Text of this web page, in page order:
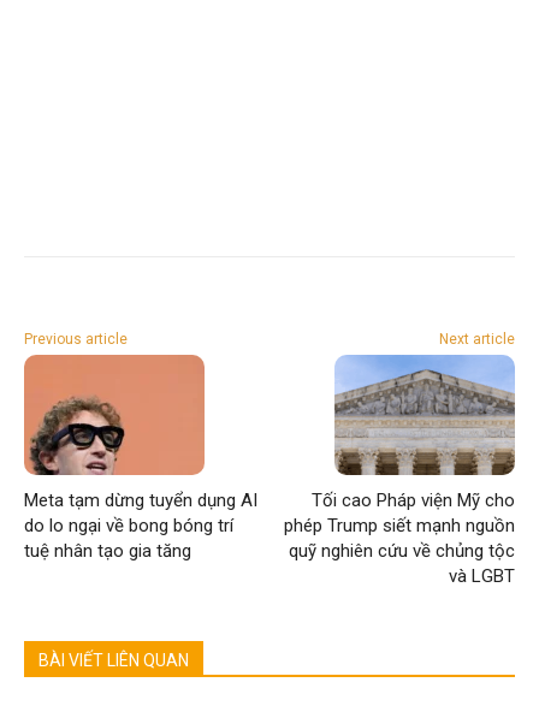
Previous article
Meta tạm dừng tuyển dụng AI
do lo ngại về bong bóng trí
tuệ nhân tạo gia tăng
Next article
Tối cao Pháp viện Mỹ cho
phép Trump siết mạnh nguồn
quỹ nghiên cứu về chủng tộc
và LGBT
BÀI VIẾT LIÊN QUAN